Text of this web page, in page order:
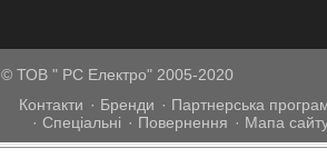
© ТОВ " РС Електро" 2005-2020
Контакти
Бренди
Партнерська
Спеціальні
Повернення Мапа